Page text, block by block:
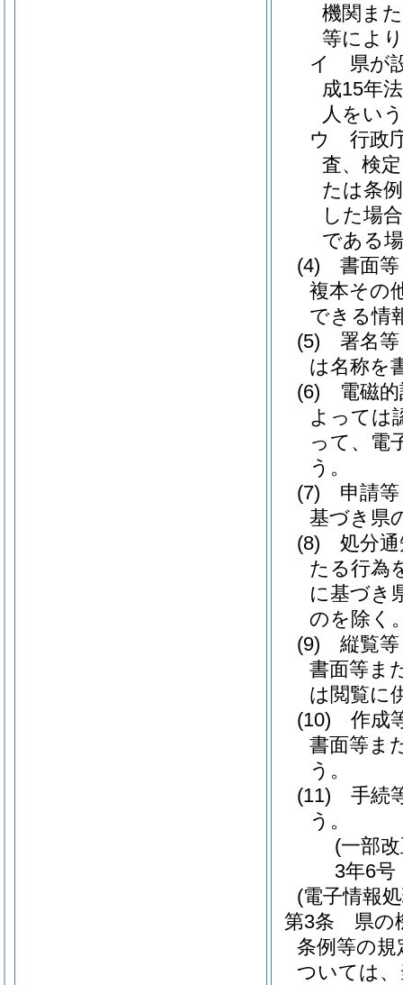
機関ま
等によ
イ
県が
成15年
人をい
ウ
行政
査、検
たは条
した場
である
(4)
書面
複本その
できる情
(5)
署名
は名称を
(6)
電磁
よっては
って、電
う。
(7)
申請
基づき県
(8)
処分
たる行為
に基づき
のを除く
(9)
縦覧
書面等ま
は閲覧に
(10)
作成
書面等ま
う。
(11)
手続
う。
(一部
3年6号
(電子情報
第3条
県の
条例等の
ついては